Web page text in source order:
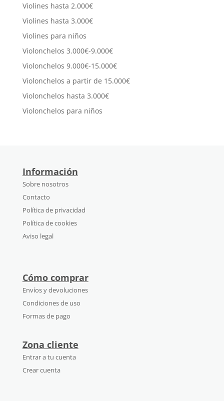
Violines hasta 2.000€
Violines hasta 3.000€
Violines para niños
Violonchelos 3.000€-9.000€
Violonchelos 9.000€-15.000€
Violonchelos a partir de 15.000€
Violonchelos hasta 3.000€
Violonchelos para niños
Información
Sobre nosotros
Contacto
Política de privacidad
Política de cookies
Aviso legal
Cómo comprar
Envíos y devoluciones
Condiciones de uso
Formas de pago
Zona cliente
Entrar a tu cuenta
Crear cuenta